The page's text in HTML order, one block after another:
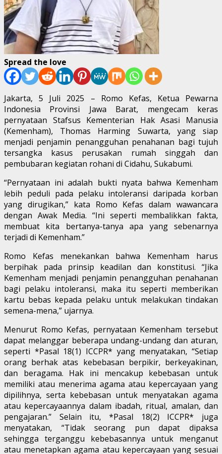
Spread the love
Jakarta, 5 Juli 2025 – Romo Kefas, Ketua Pewarna
Indonesia Provinsi Jawa Barat, mengecam keras
pernyataan Stafsus Kementerian Hak Asasi Manusia
(Kemenham), Thomas Harming Suwarta, yang siap
menjadi penjamin penangguhan penahanan bagi tujuh
tersangka kasus perusakan rumah singgah dan
pembubaran kegiatan rohani di Cidahu, Sukabumi.
“Pernyataan ini adalah bukti nyata bahwa Kemenham
lebih peduli pada pelaku intoleransi daripada korban
yang dirugikan,” kata Romo Kefas dalam wawancara
dengan Awak Media. “Ini seperti membalikkan fakta,
membuat kita bertanya-tanya apa yang sebenarnya
terjadi di Kemenham.”
Romo Kefas menekankan bahwa Kemenham harus
berpihak pada prinsip keadilan dan konstitusi. “Jika
Kemenham menjadi penjamin penangguhan penahanan
bagi pelaku intoleransi, maka itu seperti memberikan
kartu bebas kepada pelaku untuk melakukan tindakan
semena-mena,” ujarnya.
Menurut Romo Kefas, pernyataan Kemenham tersebut
dapat melanggar beberapa undang-undang dan aturan,
seperti *Pasal 18(1) ICCPR* yang menyatakan, “Setiap
orang berhak atas kebebasan berpikir, berkeyakinan,
dan beragama. Hak ini mencakup kebebasan untuk
memiliki atau menerima agama atau kepercayaan yang
dipilihnya, serta kebebasan untuk menyatakan agama
atau kepercayaannya dalam ibadah, ritual, amalan, dan
pengajaran.” Selain itu, *Pasal 18(2) ICCPR* juga
menyatakan, “Tidak seorang pun dapat dipaksa
sehingga terganggu kebebasannya untuk menganut
atau menetapkan agama atau kepercayaan yang sesuai